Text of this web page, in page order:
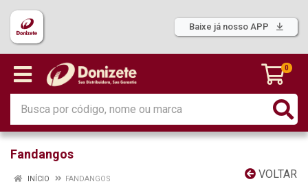
Baixe já nosso APP
0
Fandangos
VOLTAR
INÍCIO FANDANGOS